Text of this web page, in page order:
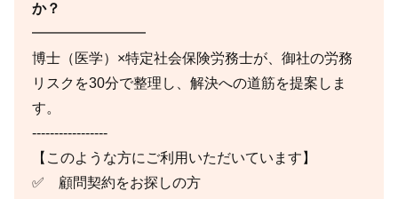
か？
━━━━━━━━
博士（医学）×特定社会保険労務士が、御社の労務
リスクを30分で整理し、解決への道筋を提案しま
す。
-----------------
【このような方にご利用いただいています】
✅ 顧問契約をお探しの方